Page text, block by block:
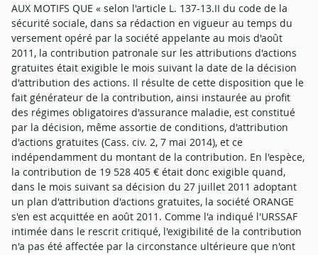
AUX MOTIFS QUE « selon l'article L. 137-13.II du code de la
sécurité sociale, dans sa rédaction en vigueur au temps du
versement opéré par la société appelante au mois d'août
2011, la contribution patronale sur les attributions d'actions
gratuites était exigible le mois suivant la date de la décision
d'attribution des actions. Il résulte de cette disposition que le
fait générateur de la contribution, ainsi instaurée au profit
des régimes obligatoires d'assurance maladie, est constitué
par la décision, même assortie de conditions, d'attribution
d'actions gratuites (Cass. civ. 2, 7 mai 2014), et ce
indépendamment du montant de la contribution. En l'espèce,
la contribution de 19 528 405 € était donc exigible quand,
dans le mois suivant sa décision du 27 juillet 2011 adoptant
un plan d'attribution d'actions gratuites, la société ORANGE
s'en est acquittée en août 2011. Comme l'a indiqué l'URSSAF
intimée dans le rescrit critiqué, l'exigibilité de la contribution
n'a pas été affectée par la circonstance ultérieure que n'ont